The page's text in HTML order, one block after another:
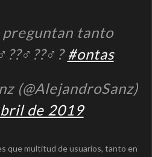
preguntan tanto
#ontas
(@AlejandroSanz)
de 2019
que multitud de usuarios, tanto en